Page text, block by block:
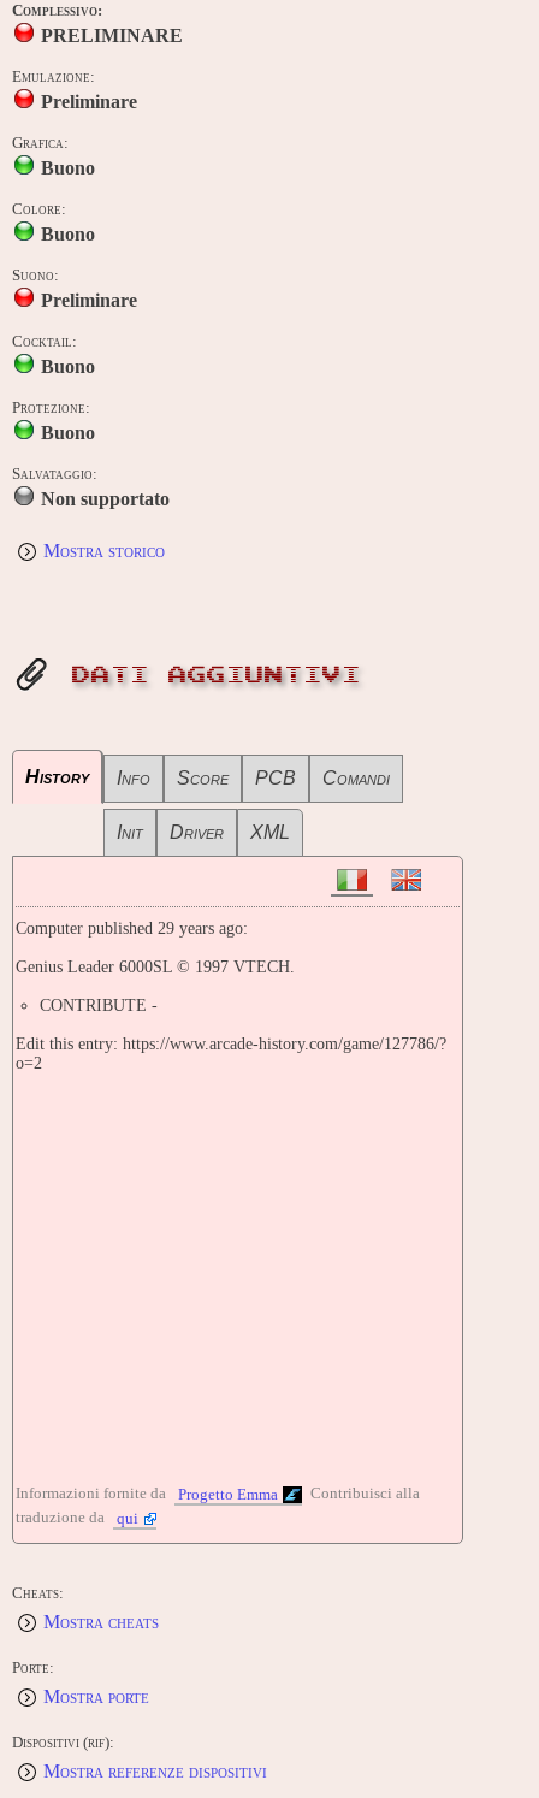
Complessivo:
PRELIMINARE
Emulazione:
Preliminare
Grafica:
Buono
Colore:
Buono
Suono:
Preliminare
Cocktail:
Buono
Protezione:
Buono
Salvataggio:
Non supportato
Mostra storico
DATI AGGIUNTIVI
History Info Score PCB Comandi
Init Driver XML
Computer published 29 years ago:
Genius Leader 6000SL © 1997 VTECH.
CONTRIBUTE -
Edit this entry: https://www.arcade-history.com/game/127786/?
o=2
Informazioni fornite da Progetto Emma
Contribuisci alla
traduzione da
qui
Cheats:
Mostra cheats
Porte:
Mostra porte
Dispositivi (rif):
Mostra referenze dispositivi